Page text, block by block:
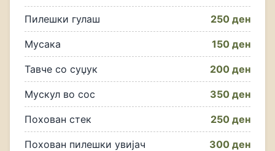
Пилешки гулаш 250 ден
Мусака 150 ден
Тавче со суџук 200 ден
Мускул во сос 350 ден
Похован стек 250 ден
Похован пилешки увијач 300 ден